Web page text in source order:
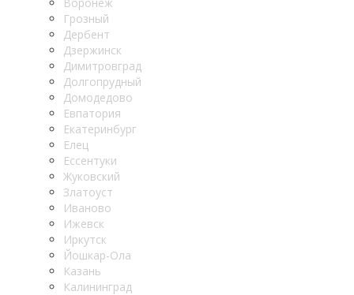
Грозный
Дербент
Дзержинск
Димитровград
Долгопрудный
Домодедово
Евпатория
Екатеринбург
Елец
Ессентуки
Жуковский
Златоуст
Иваново
Ижевск
Иркутск
Йошкар-Ола
Казань
Калининград